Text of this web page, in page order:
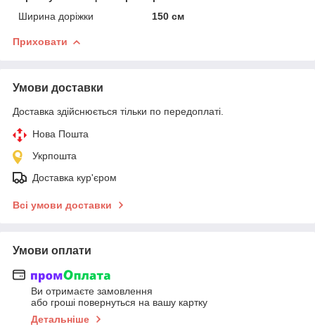
Ширина доріжки
150 см
Приховати
Умови доставки
Доставка здійснюється тільки по передоплаті.
Нова Пошта
Укрпошта
Доставка кур'єром
Всі умови доставки
Умови оплати
Ви отримаєте замовлення
або гроші повернуться на вашу картку
Детальніше